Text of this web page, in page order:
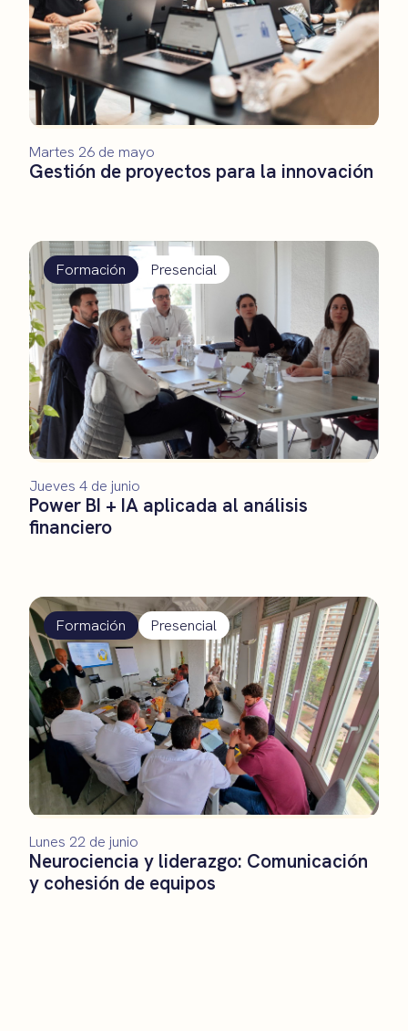
Gestión de proyectos para la innovación
Martes 26 de mayo
Formación Presencial
Power BI + IA aplicada al análisis
financiero
Jueves 4 de junio
Formación Presencial
Neurociencia y liderazgo: Comunicación
y cohesión de equipos
Lunes 22 de junio